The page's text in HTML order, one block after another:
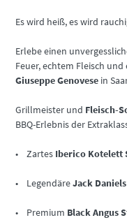
Es wird heiß, es wird
Erlebe einen
Feuer, echtem Fleisch
Giuseppe Genovese in
Grillmeister und Fleisch-
BBQ-Erlebnis der
• Zartes Iberico Kotelett
• LegendäreJack
• Premium Black Angus